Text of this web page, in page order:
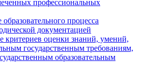
профессиональных
процесса
документацией
критериев оценки знаний, умений,
государственным требованиям,
образовательным